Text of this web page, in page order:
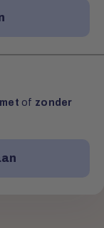
met of zonder